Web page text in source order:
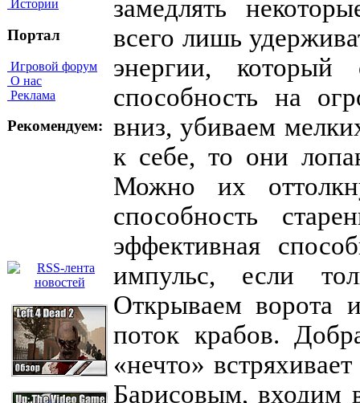
Истории
Портал
Игровой форум
О нас
Реклама
Рекомендуем:
замедлять
всего лишь
энергии, который
способность на
вниз, убиваем
к себе, то они
Можно их
способность
эффективная
импульс, если
Открываем ворота
поток крабов.
«нечто»
Барисовым, входим